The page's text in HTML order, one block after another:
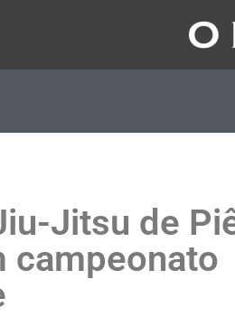
Jitsu de
campeonato